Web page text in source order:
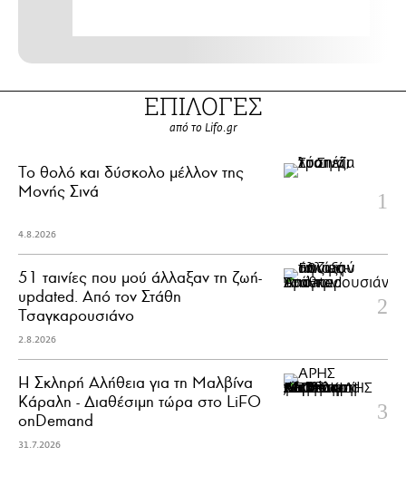
ΕΠΙΛΟΓΕΣ
από το Lifo.gr
Το θολό και δύσκολο μέλλον της
Μονής Σινά
4.8.2026
51 ταινίες που μού άλλαξαν τη ζωή-
updated. Aπό τον Στάθη
Τσαγκαρουσιάνο
2.8.2026
Η Σκληρή Αλήθεια για τη Μαλβίνα
Κάραλη - Διαθέσιμη τώρα στo LiFO
onDemand
31.7.2026